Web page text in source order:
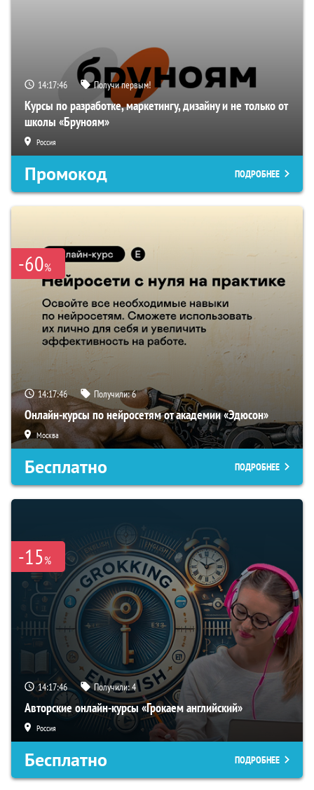
14:17:45 Получи первым!
Курсы по разработке, маркетингу, дизайну и не только от
школы «Бруноям»
Россия
Промокод ПОДРОБНЕЕ
-60%
14:17:45 Получили:6
Онлайн-курсы по нейросетям от академии «Эдюсон»
Москва
Бесплатно ПОДРОБНЕЕ
-15%
14:17:45 Получили:4
Авторские онлайн-курсы «Грокаем английский»
Россия
Бесплатно ПОДРОБНЕЕ